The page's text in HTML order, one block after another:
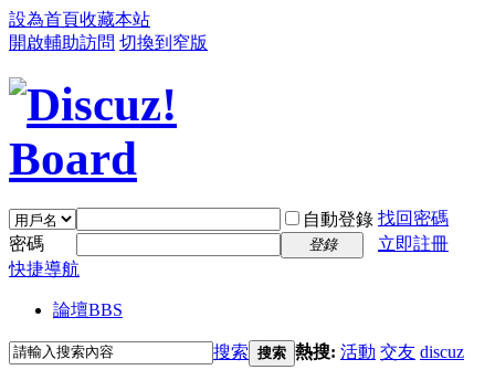
設為首頁收藏本站
開啟輔助訪問 切換到窄版
自動登錄 找回密碼
密碼
登錄
立即註冊
快捷導航
論壇BBS
搜索 搜索 熱搜: 活動 交友 discuz